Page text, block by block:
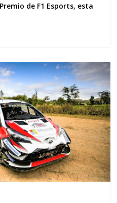
de F1 Esports, esta